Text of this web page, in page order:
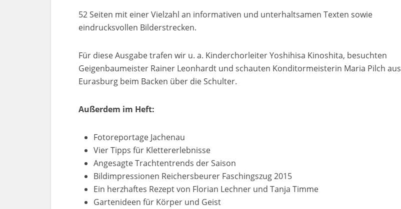
52 Seiten mit einer Vielzahl an informativen und unterhaltsamen Texten sowie
eindrucksvollen Bilderstrecken.
Für diese Ausgabe trafen wir u. a. Kinderchorleiter Yoshihisa Kinoshita, besuchten
Geigenbaumeister Rainer Leonhardt und schauten Konditormeisterin Maria Pilch aus
Eurasburg beim Backen über die Schulter.
Außerdem im Heft:
Fotoreportage Jachenau
Vier Tipps für Klettererlebnisse
Angesagte Trachtentrends der Saison
Bildimpressionen Reichersbeurer Faschingszug 2015
Ein herzhaftes Rezept von Florian Lechner und Tanja Timme
Gartenideen für Körper und Geist